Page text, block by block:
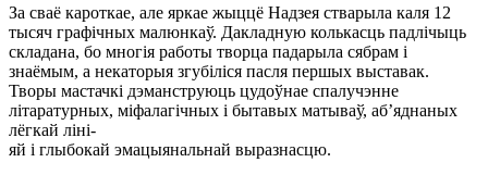
За сваё кароткае, але яркае жыццё Надзея стварыла каля 12
тысяч графічных малюнкаў. Дакладную колькасць падлічыць
складана, бо многія работы творца падарыла сябрам і
знаёмым, а некаторыя згубіліся пасля першых выставак.
Творы мастачкі дэманструюць цудоўнае спалучэнне
літаратурных, міфалагічных і бытавых матываў, аб’яднаных
лёгкай ліні-
яй і глыбокай эмацыянальнай выразнасцю.